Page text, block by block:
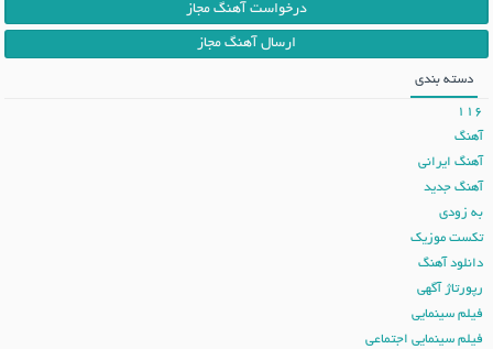
درخواست آهنگ مجاز
ارسال آهنگ مجاز
دسته بندی
116
آهنگ
آهنگ ایرانی
آهنگ جدید
به زودی
تکست موزیک
دانلود آهنگ
رپورتاژ آگهی
فیلم سینمایی
فیلم سینمایی اجتماعی